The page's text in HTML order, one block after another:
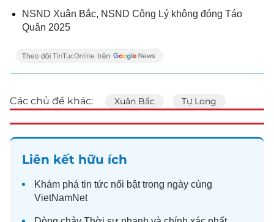
NSND Xuân Bắc, NSND Công Lý không đóng Táo
Quân 2025
Các chủ đề khác: Xuân Bắc Tự Long
Liên kết hữu ích
Khám phá tin tức nổi bật trong ngày cùng
VietNamNet